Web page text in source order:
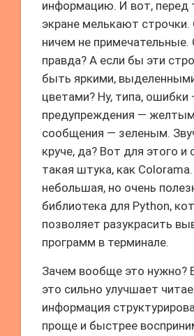
информацию. И вот, перед
экране мелькают
ничем не примечательные.
правда? А если бы эти
быть яркими,
цветами? Ну, типа,
предупреждения —
сообщения — зеленым.
круче, да? Вот для этого и
такая штука, как
небольшая, но очень
библиотека для Python,
позволяет разукрасить
программ в терминале.
Зачем вообще это нужно?
это сильно улучшает
информация
проще и быстрее